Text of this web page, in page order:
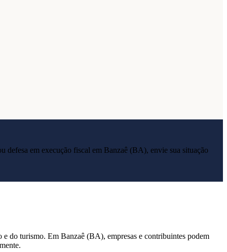
defesa em execução fiscal em Banzaê (BA), envie sua situação
do turismo. Em Banzaê (BA), empresas e contribuintes podem